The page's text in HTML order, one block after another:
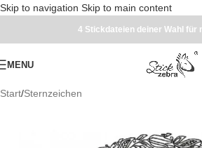
Skip to navigation Skip to main content
4 Stickdateien deiner Wahl für
MENU
Start/Sternzeichen